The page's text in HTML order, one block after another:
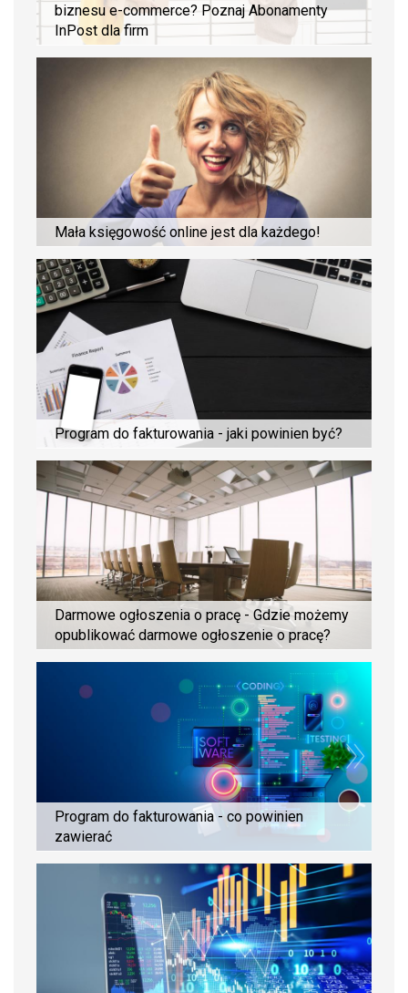
biznesu e-commerce? Poznaj Abonamenty
InPost dla firm
Mała księgowość online jest dla każdego!
Program do fakturowania - jaki powinien być?
Darmowe ogłoszenia o pracę - Gdzie możemy
opublikować darmowe ogłoszenie o pracę?
Program do fakturowania - co powinien
zawierać